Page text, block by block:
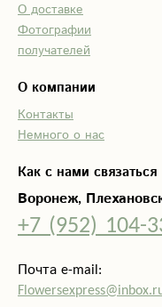
Как с нами связаться
Воронеж,
+7 (952) 104-
Почта e-mail:
О доставке
Фотографии
получателей
О компании
Контакты
Немного о нас